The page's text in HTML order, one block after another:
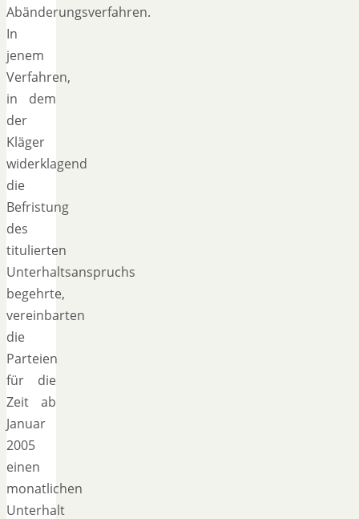
Abänderungsverfahren.
In
jenem
Verfahren,
in dem
der
Kläger
widerklagend
die
Befristung
des
titulierten
Unterhaltsanspruchs
begehrte,
vereinbarten
die
Parteien
für die
Zeit ab
Januar
2005
einen
monatlichen
Unterhalt